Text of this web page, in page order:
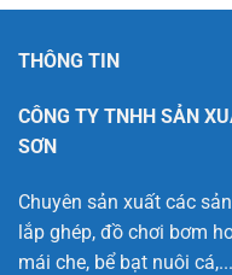
THÔNG TIN
CÔNG TY TNHH SẢN
SƠN
Chuyên sản xuất các
lắp ghép, đồ chơi bơm
mái che, bể bạt nuôi cá,...